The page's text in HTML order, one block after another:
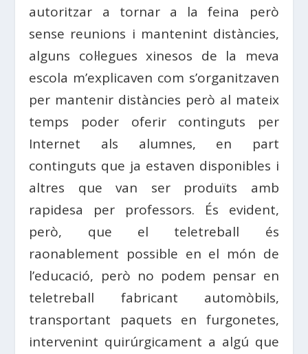
autoritzar a tornar a la feina però
sense reunions i mantenint distàncies,
alguns col·legues xinesos de la meva
escola m’explicaven com s’organitzaven
per mantenir distàncies però al mateix
temps poder oferir continguts per
Internet als alumnes, en part
continguts que ja estaven disponibles i
altres que van ser produïts amb
rapidesa per professors. És evident,
però, que el teletreball és
raonablement possible en el món de
l’educació, però no podem pensar en
teletreball fabricant automòbils,
transportant paquets en furgonetes,
intervenint quirúrgicament a algú que